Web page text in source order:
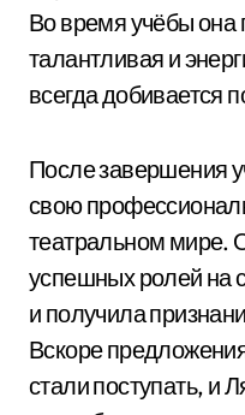
Во время учёбы она
талантливая и
всегда добивается
После завершения
свою
театральном мире.
успешных ролей на
и получила
Вскоре
стали поступать, и